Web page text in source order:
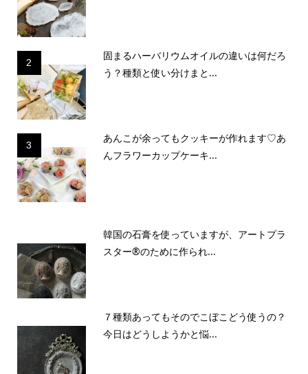
2
固まるハーバリウムオイルの違いは何だろ
う？種類と使い分けまと...
3
あんこが余ってもクッキーが作れます♡あ
んフラワーカップケーキ...
韓国の石膏を使っていますが、アートプラ
スター®のために作られ...
７種類あってもそのでこぼこどう使うの？
今日はどうしようかと悩...